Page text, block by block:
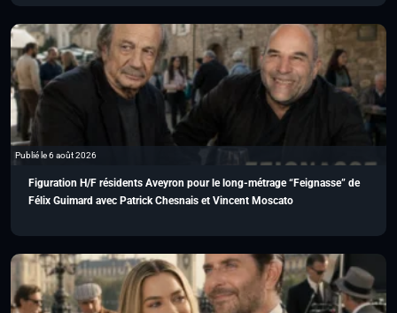
Publié le 6 août 2026
Figuration H/F résidents Aveyron pour le long-métrage “Feignasse” de
Félix Guimard avec Patrick Chesnais et Vincent Moscato